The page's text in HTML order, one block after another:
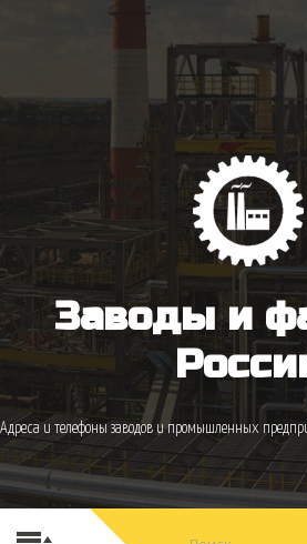
Заводы и
Адреса и телефоны заводов и промышленных